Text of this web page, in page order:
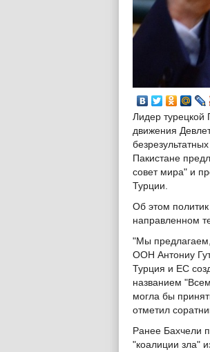
Лидер турецкой
движения
Пакистане
совет мира" и
Турции.
Об этом
направленном
"Мы
ООН Антониу
Турция и ЕС
названием
могла бы
отметил
Ранее Бахчели
"коалиции зла"